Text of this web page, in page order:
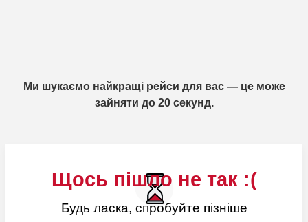
Щось пішло не так :(
Будь ласка, спробуйте пізніше
Ми шукаємо найкращі рейси для вас — це може
зайняти до 20 секунд.